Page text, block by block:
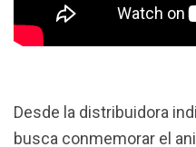
Desde la distribuidora
busca conmemorar el